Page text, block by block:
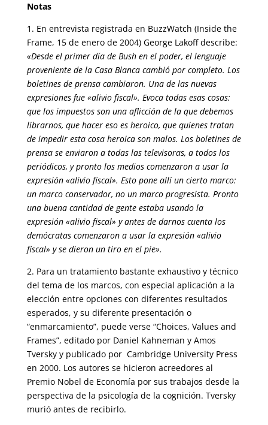
Notas
1. En entrevista registrada en BuzzWatch (Inside the
Frame, 15 de enero de 2004) George Lakoff describe:
«Desde el primer día de Bush en el poder, el len­guaje
proveniente de la Casa Blanca cambió por completo. Los
boletines de prensa cambiaron. Una de las nuevas
expresiones fue «alivio fiscal». Evoca todas esas cosas:
que los impuestos son una aflicción de la que debemos
librarnos, que hacer eso es heroico, que quienes tratan
de impedir esta cosa heroica son malos. Los boletines de
prensa se enviaron a todas las televisoras, a todos los
periódi­cos, y pronto los medios comenzaron a usar la
expresión «alivio fiscal». Esto pone allí un cierto marco:
un marco conservador, no un marco progresista. Pronto
una buena cantidad de gente estaba usando la
expresión «alivio fiscal» y antes de darnos cuenta los
demócratas comenzaron a usar la expresión «alivio
fiscal» y se dieron un tiro en el pie».
2. Para un tratamiento bastante exhaustivo y técnico
del tema de los marcos, con especial aplicación a la
elección entre opciones con diferentes resultados
espe­rados, y su diferente presentación o
“enmarcamiento”, puede verse “Choices, Values and
Frames”, editado por Daniel Kahneman y Amos
Tversky y publicado por Cambridge University Press
en 2000. Los autores se hicieron acreedores al
Premio Nobel de Economía por sus trabajos desde la
perspectiva de la psicología de la cognición. Tversky
murió antes de recibirlo.